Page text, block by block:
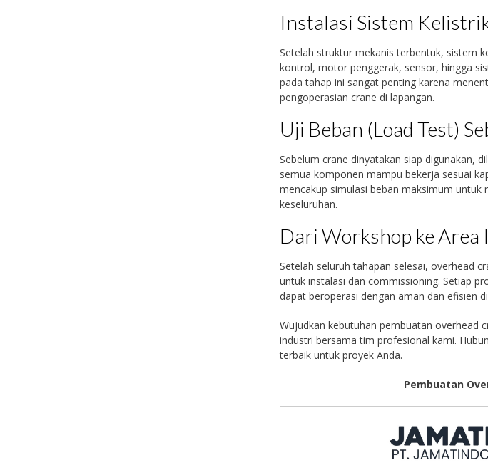
Instalasi Sistem
Setelah struktur mekanis terbentuk, sistem
kontrol, motor penggerak, sensor, hingga
pada tahap ini sangat penting karena
pengoperasian crane di lapangan.
Uji Beban (Load Test)
Sebelum crane dinyatakan siap digunakan,
semua komponen mampu bekerja sesuai
mencakup simulasi beban maksimum
keseluruhan.
Dari Workshop ke Area
Setelah seluruh tahapan selesai, overhead
untuk instalasi dan commissioning. Setiap
dapat beroperasi dengan aman dan efisien
Wujudkan kebutuhan pembuatan overhead
industri bersama tim profesional kami.
terbaik untuk proyek Anda.
Pembuatan